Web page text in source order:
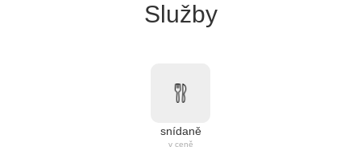
Služby
snídaně
v ceně